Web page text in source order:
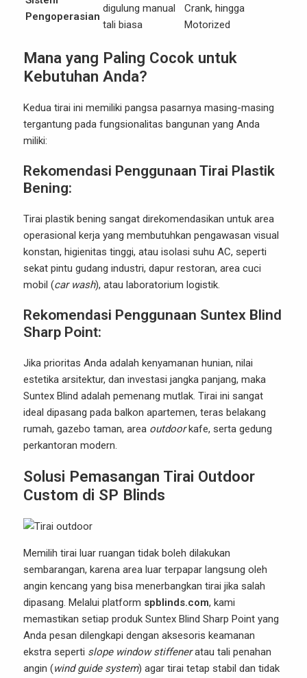
Pengoperasian
digulung manual
tali biasa
Crank, hingga
Motorized
Mana yang Paling Cocok untuk
Kebutuhan Anda?
Kedua tirai ini memiliki pangsa pasarnya masing-masing
tergantung pada fungsionalitas bangunan yang Anda
miliki:
Rekomendasi Penggunaan Tirai Plastik
Bening:
Tirai plastik bening sangat direkomendasikan untuk area
operasional kerja yang membutuhkan pengawasan visual
konstan, higienitas tinggi, atau isolasi suhu AC, seperti
sekat pintu gudang industri, dapur restoran, area cuci
mobil (car wash), atau laboratorium logistik.
Rekomendasi Penggunaan Suntex Blind
Sharp Point:
Jika prioritas Anda adalah kenyamanan hunian, nilai
estetika arsitektur, dan investasi jangka panjang, maka
Suntex Blind adalah pemenang mutlak. Tirai ini sangat
ideal dipasang pada balkon apartemen, teras belakang
rumah, gazebo taman, area outdoorkafe, serta gedung
perkantoran modern.
Solusi Pemasangan Tirai Outdoor
Custom di SP Blinds
Memilih tirai luar ruangan tidak boleh dilakukan
sembarangan, karena area luar terpapar langsung oleh
angin kencang yang bisa menerbangkan tirai jika salah
dipasang. Melalui platform spblinds.com, kami
memastikan setiap produk Suntex Blind Sharp Point yang
Anda pesan dilengkapi dengan aksesoris keamanan
ekstra seperti slope window stiffeneratau tali penahan
angin (wind guide system) agar tirai tetap stabil dan tidak